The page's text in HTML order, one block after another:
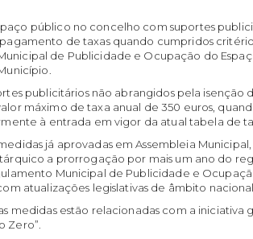
público no concelho com suportes
de taxas quando cumpridos
de Publicidade e Ocupação do
publicitários não abrangidos pela isenção
máximo de taxa anual de 350 euros,
à entrada em vigor da atual tabela de
já aprovadas em Assembleia
a prorrogação por mais um ano do
Municipal de Publicidade e
atualizações legislativas de âmbito
medidas estão relacionadas com a iniciativa
Zero”.